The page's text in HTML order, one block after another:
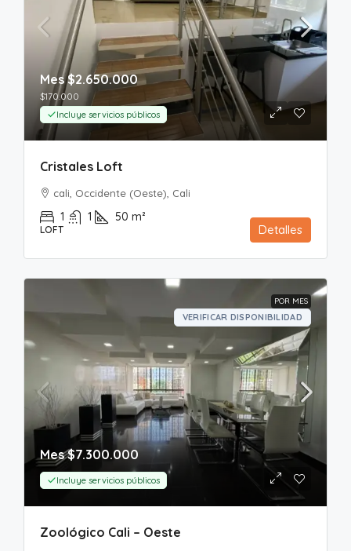
Mes$2.650.000
$170.000
Incluye servicios públicos
Cristales Loft
cali, Occidente (Oeste), Cali
1 1 50 m²
LOFT Detalles
POR MES
VERIFICAR DISPONIBILIDAD
Mes$7.300.000
Incluye servicios públicos
Zoológico Cali – Oeste